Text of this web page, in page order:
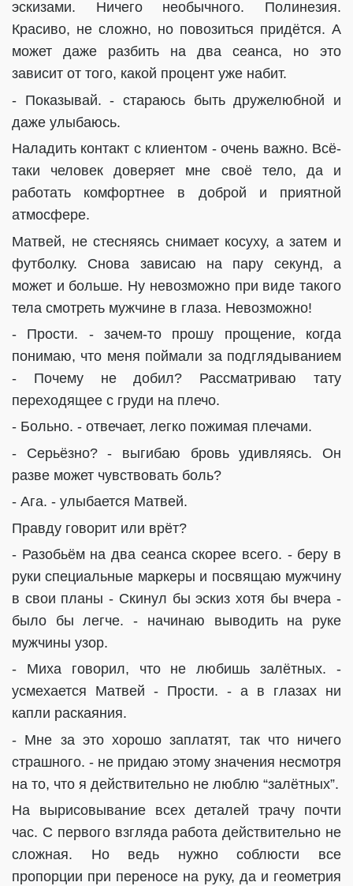
эскизами. Ничего необычного. Полинезия.
Красиво, не сложно, но повозиться придётся. А
может даже разбить на два сеанса, но это
зависит от того, какой процент уже набит.
- Показывай. - стараюсь быть дружелюбной и
даже улыбаюсь.
Наладить контакт с клиентом - очень важно. Всё-
таки человек доверяет мне своё тело, да и
работать комфортнее в доброй и приятной
атмосфере.
Матвей, не стесняясь снимает косуху, а затем и
футболку. Снова зависаю на пару секунд, а
может и больше. Ну невозможно при виде такого
тела смотреть мужчине в глаза. Невозможно!
- Прости. - зачем-то прошу прощение, когда
понимаю, что меня поймали за подглядыванием
- Почему не добил? Рассматриваю тату
переходящее с груди на плечо.
- Больно. - отвечает, легко пожимая плечами.
- Серьёзно? - выгибаю бровь удивляясь. Он
разве может чувствовать боль?
- Ага. - улыбается Матвей.
Правду говорит или врёт?
- Разобьём на два сеанса скорее всего. - беру в
руки специальные маркеры и посвящаю мужчину
в свои планы - Скинул бы эскиз хотя бы вчера -
было бы легче. - начинаю выводить на руке
мужчины узор.
- Миха говорил, что не любишь залётных. -
усмехается Матвей - Прости. - а в глазах ни
капли раскаяния.
- Мне за это хорошо заплатят, так что ничего
страшного. - не придаю этому значения несмотря
на то, что я действительно не люблю “залётных”.
На вырисовывание всех деталей трачу почти
час. С первого взгляда работа действительно не
сложная. Но ведь нужно соблюсти все
пропорции при переносе на руку, да и геометрия